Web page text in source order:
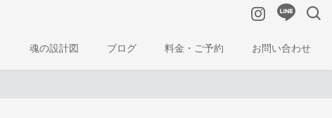
魂の設計図 ブログ 料金・ご予約 お問い合わせ